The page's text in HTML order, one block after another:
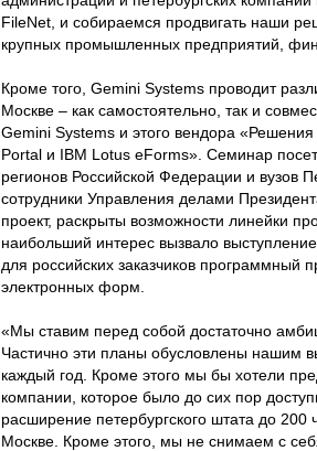
FileNet, и собираемся продвигать наши
крупных промышленных предприятий,
Кроме того, Gemini Systems проводит
Москве – как самостоятельно, так и
Gemini Systems и этого вендора
Portal и IBM Lotus eForms». Семинар
регионов Российской Федерации и вузов
сотрудники Управления делами
проект, раскрыты возможности линейки
наибольший интерес вызвало
для российских заказчиков
электронных форм.
«Мы ставим перед собой достаточно
Частично эти планы обусловлены нашим
каждый год. Кроме этого мы бы хотели
компании, которое было до сих пор
расширение петербургского штата до
Москве. Кроме этого, мы не снимаем с